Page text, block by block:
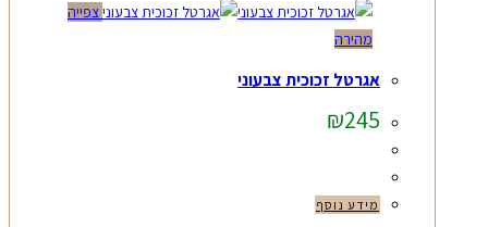
צפייה
מהירה
אגרטל זכוכית צבעוני
₪245
מידע נוסף